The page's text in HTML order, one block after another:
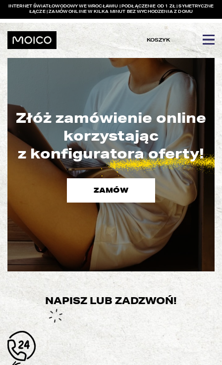
INTERNET ŚWIATŁOWODOWY WE WROCŁAWIU | PODŁĄCZENIE OD 1 ZŁ | SYMETRYCZNE
ŁĄCZE | ZAMÓW ONLINE W KILKA MINUT BEZ WYCHODZENIA Z DOMU
KOSZYK
Złóż zamówienie online
korzystając
z konfiguratoraoferty!
ZAMÓW
NAPISZ LUB ZADZWOŃ!